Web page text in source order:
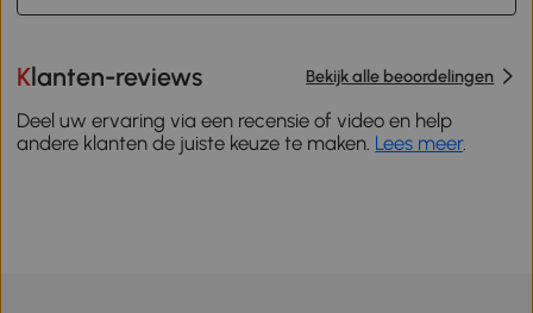
Klanten-reviews Bekijk alle beoordelingen
Deel uw ervaring via een recensie of video en help
andere klanten de juiste keuze te maken. Lees meer.